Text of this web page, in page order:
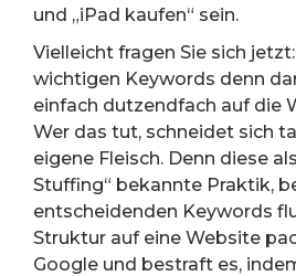
und „iPad kaufen“ sein.
Vielleicht fragen Sie sich
wichtigen Keywords denn
einfach dutzendfach auf die
Wer das tut, schneidet sich
eigene Fleisch. Denn diese
Stuffing“ bekannte Praktik,
entscheidenden Keywords
Struktur auf eine Website
Google und bestraft es,